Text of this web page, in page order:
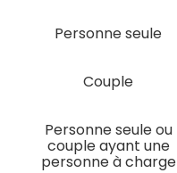
Personne seule
Couple
Personne seule ou
couple ayant une
personne à charge